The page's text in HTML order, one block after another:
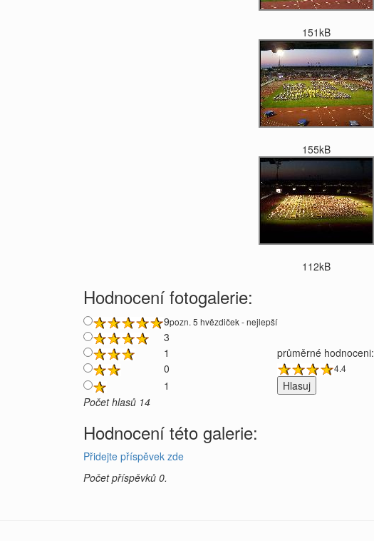
151kB
155kB
112kB
Hodnocení fotogalerie:
9pozn. 5 hvězdiček - nejlepší
3
1
průměrné hodnoceni:
0
4.4
1
Počet hlasů 14
Hodnocení této galerie:
Přidejte příspěvek zde
Počet příspěvků 0.